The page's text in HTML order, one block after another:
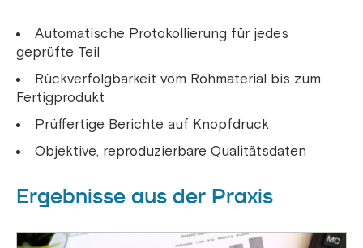
Automatische Protokollierung für jedes
geprüfte Teil
Rückverfolgbarkeit vom Rohmaterial bis zum
Fertigprodukt
Prüffertige Berichte auf Knopfdruck
Objektive, reproduzierbare Qualitätsdaten
Ergebnisse aus der Praxis